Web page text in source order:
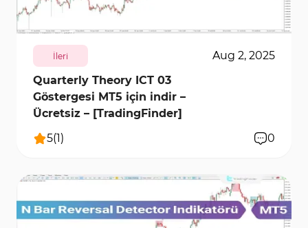
456 6109 0
İleri
Aug 2, 2025
Quarterly Theory ICT 03
Göstergesi MT5 için indir –
Ücretsiz – [TradingFinder]
5(1) 0